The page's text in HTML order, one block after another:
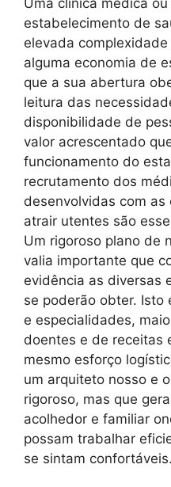
estabelecimento de
elevada
alguma economia de
que a sua abertura
leitura das
disponibilidade de
valor acrescentado
funcionamento do
recrutamento dos
desenvolvidas com
atrair utentes são
Um rigoroso plano de
valia importante que
evidência as diversas
se poderão obter. Isto
e especialidades,
doentes e de receitas
mesmo esforço
um arquiteto nosso e
rigoroso, mas que
acolhedor e familiar
possam trabalhar
se sintam confortáveis.